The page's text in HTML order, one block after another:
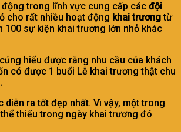
trong lĩnh vực cung cấp các đội
cho rất nhiều hoạt động khai trươngtừ
100 sự kiện khai trương lớn nhỏ khác
củng hiểu được rằng nhu cầu của khách
có được 1 buổi Lễ khai trương thật chu
diễn ra tốt đẹp nhất. Vì vậy, một trong
thiếu trong ngày khai trương đó